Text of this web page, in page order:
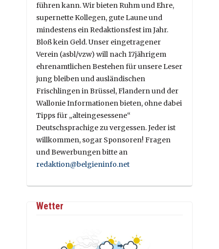
führen kann. Wir bieten Ruhm und Ehre,
supernette Kollegen, gute Laune und
mindestens ein Redaktionsfest im Jahr.
Bloß kein Geld. Unser eingetragener
Verein (asbl/vzw) will nach 17jährigem
ehrenamtlichen Bestehen für unsere Leser
jung bleiben und ausländischen
Frischlingen in Brüssel, Flandern und der
Wallonie Informationen bieten, ohne dabei
Tipps für „alteingesessene“
Deutschsprachige zu vergessen. Jeder ist
willkommen, sogar Sponsoren! Fragen
und Bewerbungen bitte an
redaktion@belgieninfo.net
Wetter